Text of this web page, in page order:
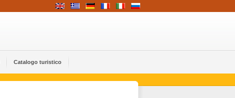
Catalogo turistico